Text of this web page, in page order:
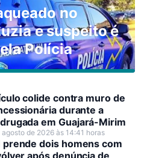
no
e suspeito é
Polícia
colide contra muro de
durante a
em Guajará-Mirim
agosto de 2026 às 14:41 horas
prende dois homens com
após denúncia de